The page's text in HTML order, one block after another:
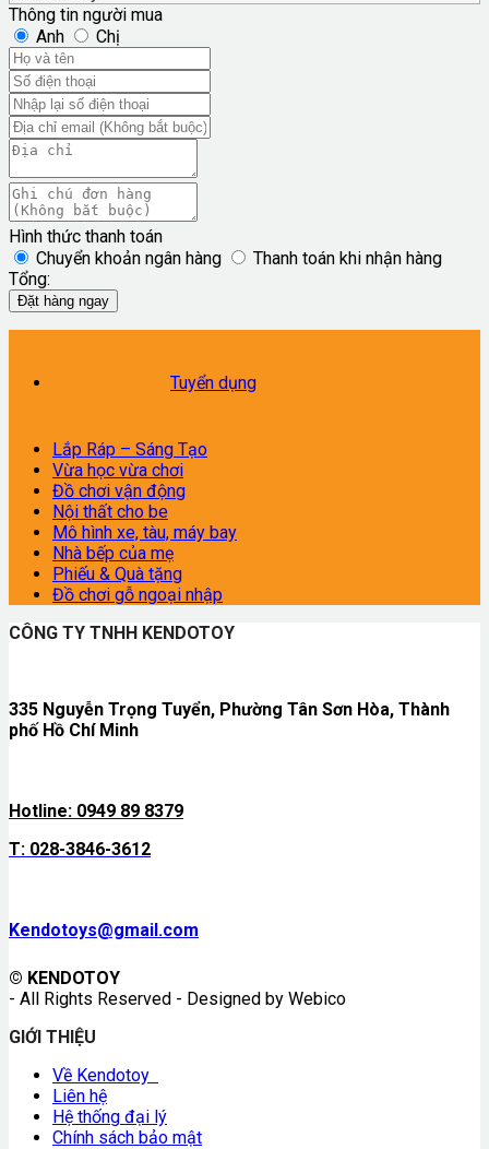
Thông tin người mua
Anh
Chị
Hình thức thanh toán
Chuyển khoản ngân hàng
Thanh toán khi nhận hàng
Tổng:
Đặt hàng ngay
Tuyển dụng
Lắp Ráp – Sáng Tạo
Vừa học vừa chơi
Đồ chơi vận động
Nội thất cho be
Mô hình xe, tàu, máy bay
Nhà bếp của mẹ
Phiếu & Quà tặng
Đồ chơi gỗ ngoại nhập
CÔNG TY TNHH KENDOTOY
335 Nguyễn Trọng Tuyển, Phường Tân Sơn Hòa, Thành
phố Hồ Chí Minh
Hotline: 0949 89 8379
T: 028-3846-3612
Kendotoys@gmail.com
© KENDOTOY
- All Rights Reserved - Designed by Webico
GIỚI THIỆU
Về Kendotoy
Liên hệ
Hệ thống đại lý
Chính sách bảo mật